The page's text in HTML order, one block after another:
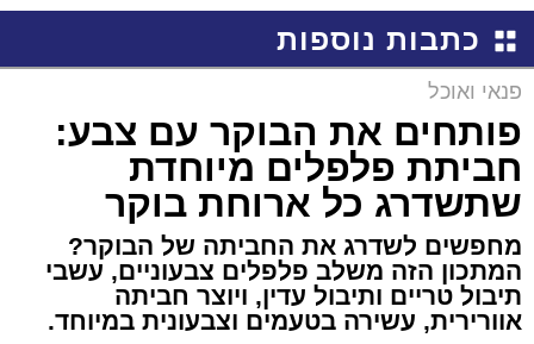
באשדוד
כתבות נוספות
פנאי ואוכל
פותחים את הבוקר עם צבע:
חביתת פלפלים מיוחדת
שתשדרג כל ארוחת בוקר
מחפשים לשדרג את החביתה של הבוקר?
המתכון הזה משלב פלפלים צבעוניים, עשבי
תיבול טריים ותיבול עדין, ויוצר חביתה
אוורירית, עשירה בטעמים וצבעונית במיוחד.